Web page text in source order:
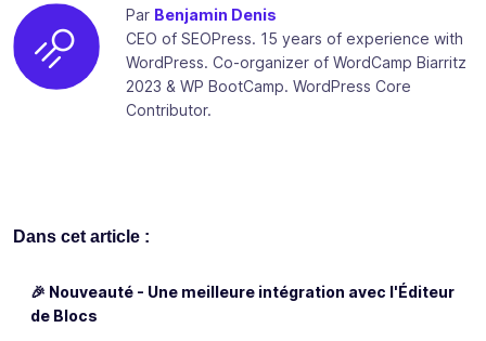
Par Benjamin Denis
CEO of SEOPress. 15 years of experience with
WordPress. Co-organizer of WordCamp Biarritz
2023 & WP BootCamp. WordPress Core
Contributor.
Dans cet article :
🎉 Nouveauté - Une meilleure intégration avec l'Éditeur
de Blocs